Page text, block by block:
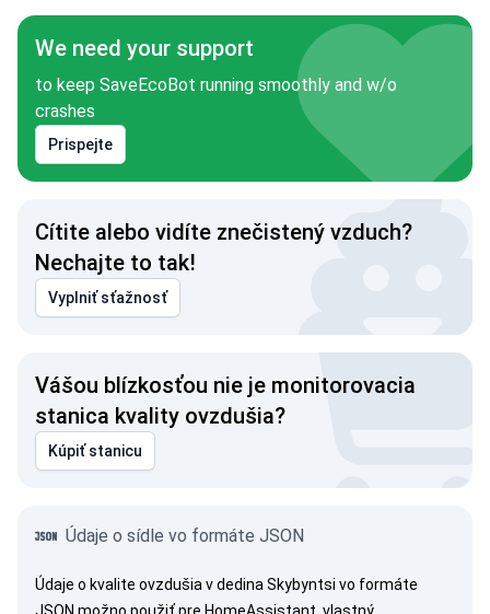
We need your support
to keep SaveEcoBot running smoothly and w/o
crashes
Prispejte
Cítite alebo vidíte znečistený vzduch?
Nechajte to tak!
Vyplniť sťažnosť
Vášou blízkosťou nie je monitorovacia
stanica kvality ovzdušia?
Kúpiť stanicu
Údaje o sídle vo formáte JSON
Údaje o kvalite ovzdušia v dedina Skybyntsi vo formáte